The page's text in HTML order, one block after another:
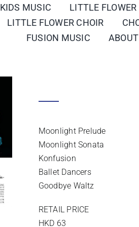
KIDS MUSIC
LITTLE
LITTLE FLOWER CHOIR
FUSION MUSIC
Moonlight Prelude
Moonlight Sonata
Konfusion
Ballet Dancers
Goodbye Waltz
RETAIL PRICE
HKD 63